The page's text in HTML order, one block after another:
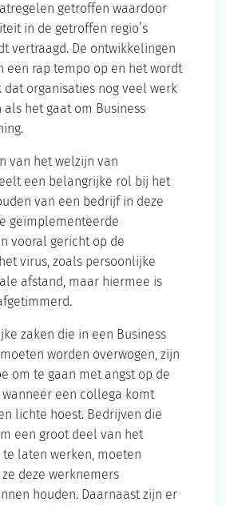
getroffen waardoor
in de getroffen regio’s
vertraagd. De ontwikkelingen
een rap tempo op en het wordt
organisaties nog veel werk
het gaat om Business
van het welzijn van
een belangrijke rol bij het
van een bedrijf in deze
geïmplementeerde
vooral gericht op de
virus, zoals persoonlijke
afstand, maar hiermee is
zaken die in een Business
worden overwogen, zijn
om te gaan met angst op de
een collega komt
lichte hoest. Bedrijven die
een groot deel van het
laten werken, moeten
deze werknemers
houden. Daarnaast zijn er